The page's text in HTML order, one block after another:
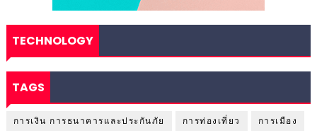
TECHNOLOGY
TAGS
การเงิน การธนาคารและประกันภัย การท่องเที่ยว
การเมือง